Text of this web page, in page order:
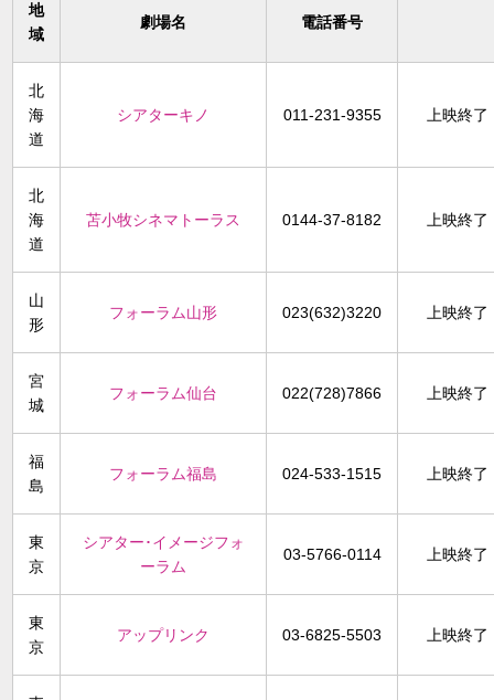
地
域
劇場名 電話番号
北
海
道
シアターキノ 011-231-9355 上映終了
北
海
道
苫小牧シネマトーラス 0144-37-8182 上映終了
山
形
フォーラム山形 023(632)3220 上映終了
宮
城
フォーラム仙台 022(728)7866 上映終了
福
島
フォーラム福島 024-533-1515 上映終了
東
京
シアター･イメージフォ
ーラム
03-5766-0114 上映終了
東
京
アップリンク 03-6825-5503 上映終了